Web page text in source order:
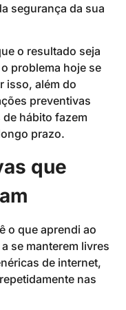
segurança da sua
o resultado seja
problema hoje se
isso, além do
preventivas
hábito fazem
prazo.
que
o que aprendi ao
se manterem livres
de internet,
nas